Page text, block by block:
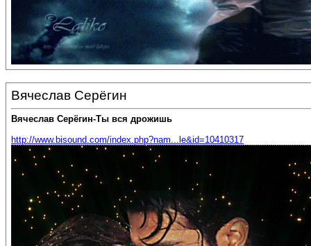
Вячеслав Серёгин
Вячеслав Серёгин-Ты вся дрожишь
http://www.bisound.com/index.php?nam...le&id=10410317